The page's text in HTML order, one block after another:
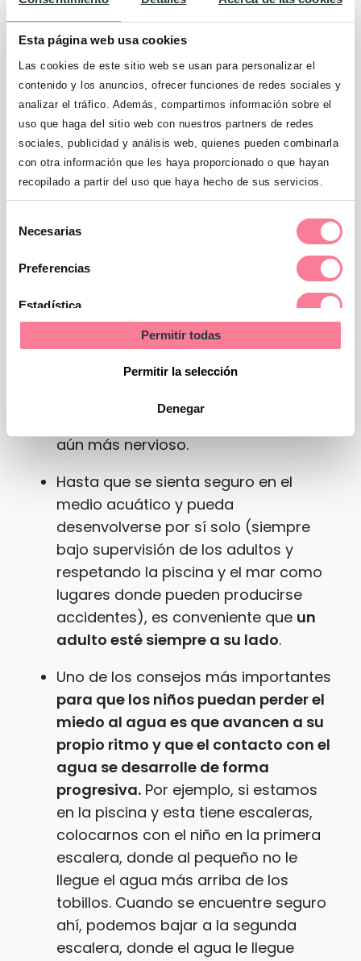
Esta página web usa cookies
Las cookies de este sitio web se usan para personalizar el
contenido y los anuncios, ofrecer funciones de redes sociales y
analizar el tráfico. Además, compartimos información sobre el
uso que haga del sitio web con nuestros partners de redes
sociales, publicidad y análisis web, quienes pueden combinarla
con otra información que les haya proporcionado o que hayan
recopilado a partir del uso que haya hecho de sus servicios.
Necesarias
Preferencias
Estadística
Permitir todas
Permitir la selección
Denegar
al líquido elemento haciendo quela
hora del baño en casa sea
No obligarles a meterse en el agua si
no quierenni regañarles. Evitar
decirles frases negativas como“No
seas cobarde” o en las que se le
compare con otros niños del tipo
“Pues a tu amigo/a no le da miedo
meterse en el agua”
. Si estamos con
más gente, avisad a los demás para
que eviten hacer comentarios
negativos ante el miedo al agua del
pequeño.
Es preferiblebuscar un lugar y un
momento del día en el que la playa o
la piscina esté con poca gente,
que no molesten al niño y le pongan
aún más nervioso.
Hasta que se sienta seguro en el
medio acuático y pueda
desenvolverse por sí solo (siempre
bajo supervisión de los adultos y
respetando la piscina y el mar como
lugares donde pueden producirse
accidentes), es conveniente que un
adulto esté siempre a su lado.
Uno de los consejos más importantes
para que los niños puedan perder el
miedo al agua es que avancen a su
propio ritmo y que el contacto con el
agua se desarrolle de forma
progresiva. Por ejemplo, si estamos
en la piscina y esta tiene escaleras,
colocarnos con el niño en la primera
escalera, donde al pequeño no le
llegue el agua más arriba de los
tobillos. Cuando se encuentre seguro
ahí, podemos bajar a la segunda
escalera, donde el agua le llegue